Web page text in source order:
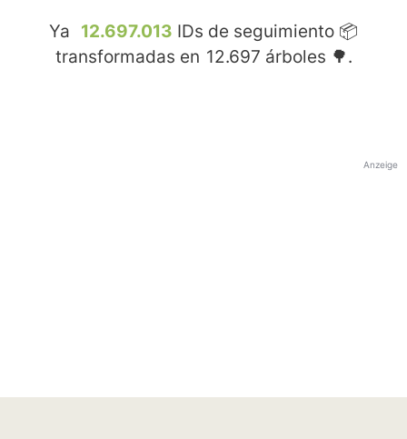
Ya 12.697.013 IDs de seguimiento 📦
transformadas en 12.697 árboles 🌳.
Anzeige